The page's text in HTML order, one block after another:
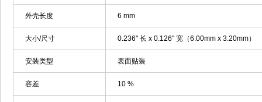
外壳长度 6 mm
大小/尺寸 0.236" 长 x 0.126" 宽（6.00mm x 3.20mm）
安装类型 表面贴装
容差 10 %